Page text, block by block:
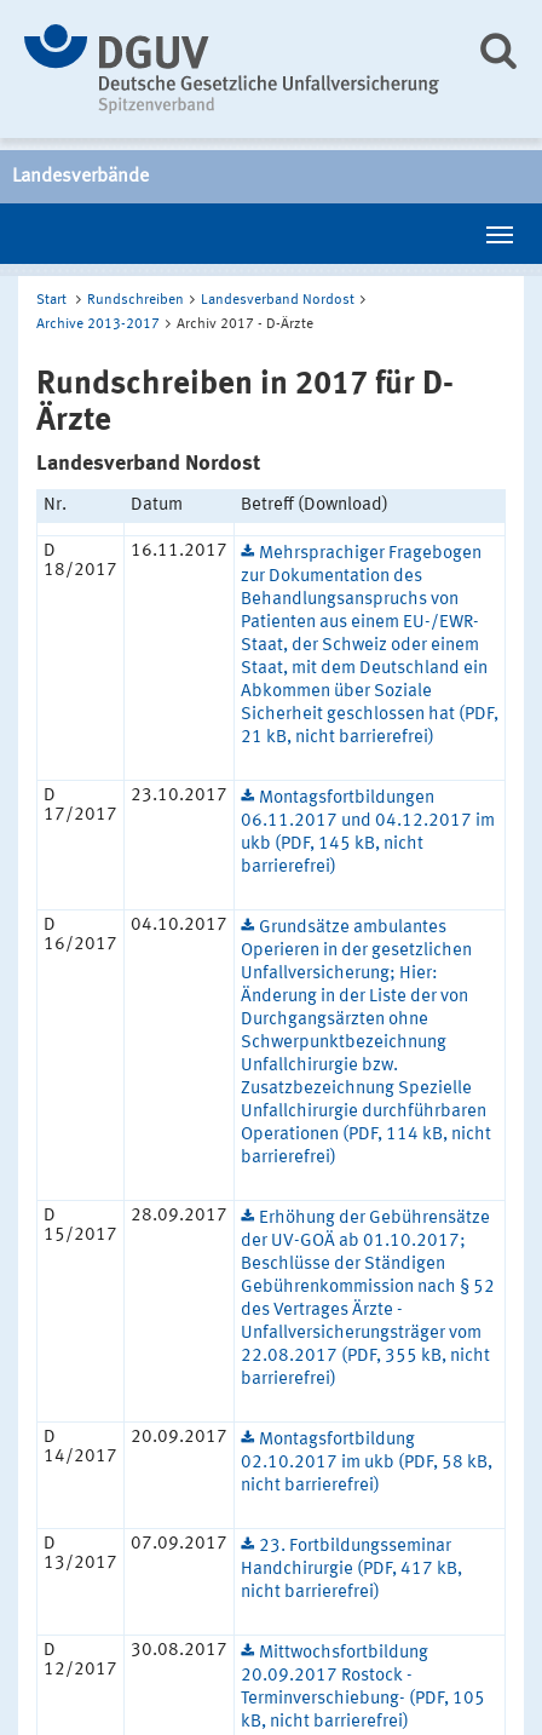
Landesverbände
Start Rundschreiben
Landesverband Nordost
Archive 2013-2017
Archiv 2017 - D-Ärzte
Rundschreiben in 2017 für D-
Ärzte
Landesverband Nordost
Nr. Datum Betreff (Download)
D
18/2017
16.11.2017
Mehrsprachiger Fragebogen
zur Dokumentation des
Behandlungsanspruchs von
Patienten aus einem EU-/EWR-
Staat, der Schweiz oder einem
Staat, mit dem Deutschland ein
Abkommen über Soziale
Sicherheit geschlossen hat (PDF,
21 kB, nicht barrierefrei)
D
17/2017
23.10.2017
Montagsfortbildungen
06.11.2017 und 04.12.2017 im
ukb (PDF, 145 kB, nicht
barrierefrei)
D
16/2017
04.10.2017
Grundsätze ambulantes
Operieren in der gesetzlichen
Unfallversicherung; Hier:
Änderung in der Liste der von
Durchgangsärzten ohne
Schwerpunktbezeichnung
Unfallchirurgie bzw.
Zusatzbezeichnung Spezielle
Unfallchirurgie durchführbaren
Operationen (PDF, 114 kB, nicht
barrierefrei)
D
15/2017
28.09.2017
Erhöhung der Gebührensätze
der UV-GOÄ ab 01.10.2017;
Beschlüsse der Ständigen
Gebührenkommission nach § 52
des Vertrages Ärzte -
Unfallversicherungsträger vom
22.08.2017 (PDF, 355 kB, nicht
barrierefrei)
D
14/2017
20.09.2017
Montagsfortbildung
02.10.2017 im ukb (PDF, 58 kB,
nicht barrierefrei)
D
13/2017
07.09.2017
23. Fortbildungsseminar
Handchirurgie (PDF, 417 kB,
nicht barrierefrei)
D
12/2017
30.08.2017
Mittwochsfortbildung
20.09.2017 Rostock -
Terminverschiebung- (PDF, 105
kB, nicht barrierefrei)